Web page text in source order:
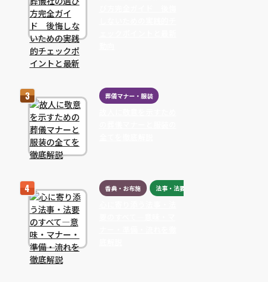
葬儀マナー・服装
香典・お布施 法事・法要